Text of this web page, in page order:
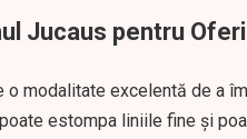
Jucaus pentru
o modalitate excelentă de a
estompa liniile fine și